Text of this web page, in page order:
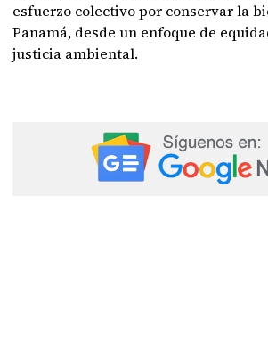
esfuerzo colectivo por conservar la
Panamá, desde un enfoque de
justicia ambiental.